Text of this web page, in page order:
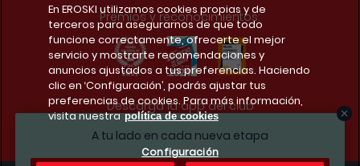
A tu lado en cada nueva etapa
Premios y reconocimientos:
Descarga la app del club
En EROSKI utilizamos cookies propias y de
terceros para asegurarnos de que todo
funcione correctamente, ofrecerte el mejor
servicio y mostrarte recomendaciones y
anuncios ajustados a tus preferencias. Haciendo
clic en ‘Configuración’, podrás ajustar tus
preferencias de cookies. Para más información,
visita nuestra política de cookies
Configuración